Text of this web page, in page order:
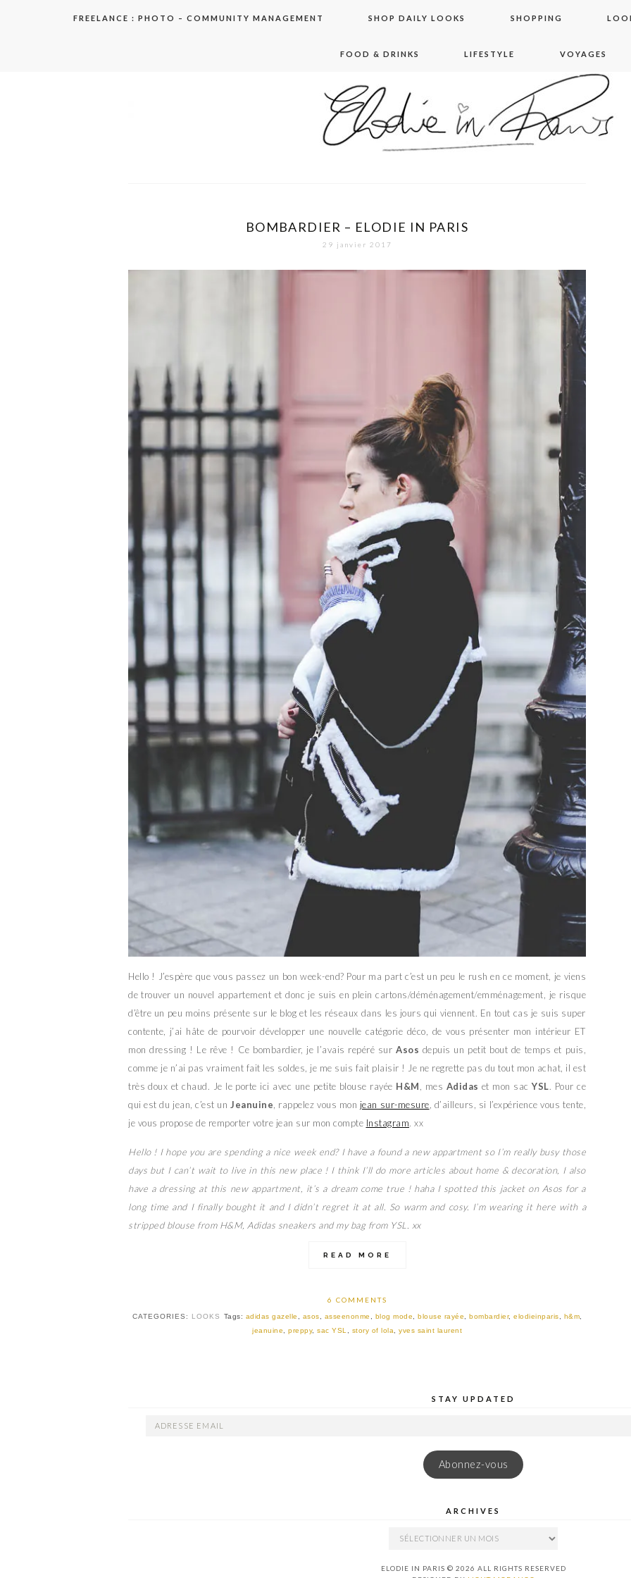
FREELANCE : PHOTO – COMMUNITY MANAGEMENT SHOP DAILY LOOKS SHOPPING
FOOD & DRINKS LIFESTYLE VOYAGES
elodie in paris
BOMBARDIER – ELODIE IN PARIS
29 janvier 2017
Hello ! J’espère que vous passez un bon week-end? Pour ma part c’est un peu le rush en ce moment, je viens
de trouver un nouvel appartement et donc je suis en plein cartons/déménagement/emménagement, je risque
d’être un peu moins présente sur le blog et les réseaux dans les jours qui viennent. En tout cas je suis super
contente, j’ai hâte de pourvoir développer une nouvelle catégorie déco, de vous présenter mon intérieur ET
mon dressing ! Le rêve ! Ce bombardier, je l’avais repéré surAsos depuis un petit bout de temps et puis,
comme je n’ai pas vraiment fait les soldes, je me suis fait plaisir ! Je ne regrette pas du tout mon achat, il est
très doux et chaud. Je le porte ici avec une petite blouse rayée H&M , mes Adidas et mon sacYSL. Pour ce
qui est du jean, c’est un Jeanuine , rappelez vous mon jean sur-mesure , d’ailleurs, si l’expérience vous tente,
je vous propose de remporter votre jean sur mon compte Instagram. xx
Hello ! I hope you are spending a nice week end? I have a found a new appartment so I’m really busy those
days but I can’t wait to live in this new place ! I think I’ll do more articles about home & decoration, I also
have a dressing at this new appartment, it’s a dream come true ! haha I spotted this jacket on Asos for a
long time and I finally bought it and I didn’t regret it at all. So warm and cosy. I’m wearing it here with a
stripped blouse from H&M, Adidas sneakers and my bag from YSL. xx
READ MORE
6 COMMENTS
CATEGORIES: LOOKS Tags: adidas gazelle asos asseenonme blog mode blouse rayée bombardier, elodieinparis h&m
jeanuine
preppy, sac YSL story of lola yves saint laurent
STAY UPDATED
ADRESSE
Abonnez-vous
ARCHIVES
ARCHIVES
ELODIE IN PARIS © 2026 ALL RIGHTS RESERVED